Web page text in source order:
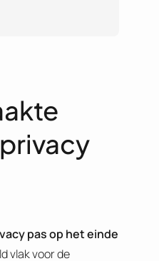
pas op het einde
vlak voor de